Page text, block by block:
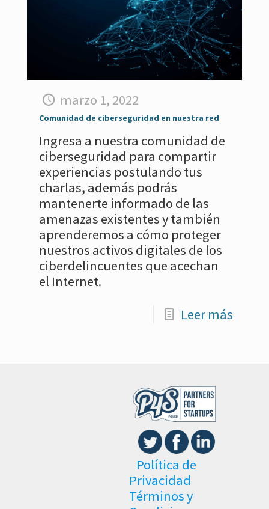
marzo 1, 2022
Comunidad de ciberseguridad en nuestra red
Ingresa a nuestra comunidad de
ciberseguridad para compartir
experiencias postulando tus
charlas, además podrás
mantenerte informado de las
amenazas existentes y también
aprenderemos a cómo proteger
nuestros activos digitales de los
ciberdelincuentes que acechan
el Internet.
Leer más
Política de
Privacidad
Términos y